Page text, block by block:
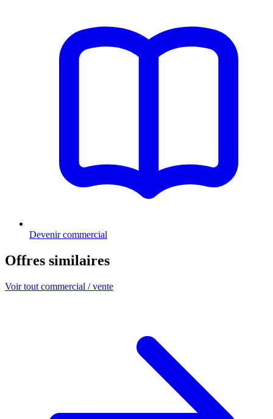
Devenir commercial
Offres similaires
Voir tout commercial / vente